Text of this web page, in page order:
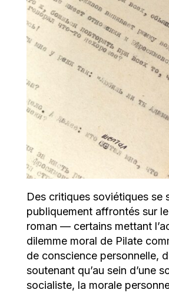
Des critiques soviétiques se
publiquement affrontés sur
roman — certains mettant
dilemme moral de Pilate
de conscience personnelle,
soutenant qu’au sein d’une
socialiste, la morale